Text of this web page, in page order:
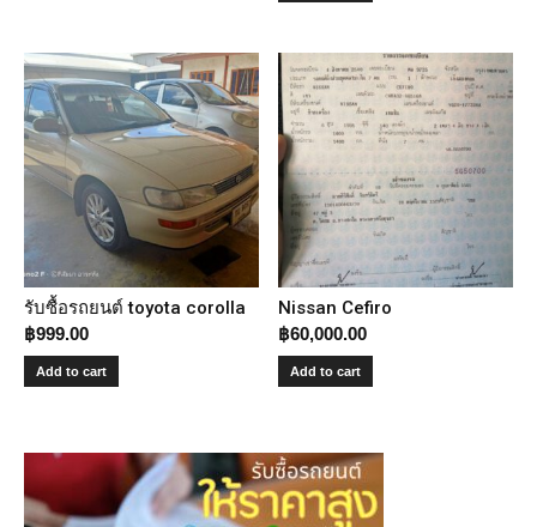
รับซื้อรถยนต์ toyota corolla
฿999.00
Add to cart
Nissan Cefiro
฿60,000.00
Add to cart